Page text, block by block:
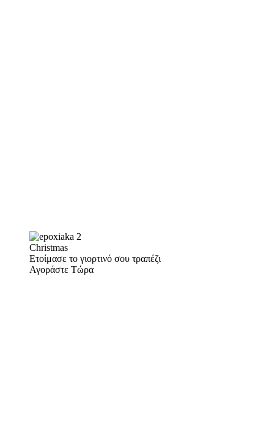
Christmas
Ετοίμασε το γιορτινό σου τραπέζι
Αγοράστε Τώρα